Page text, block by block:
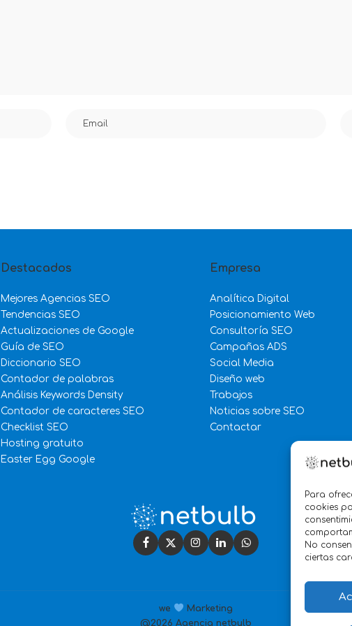
Para
cookies
No
ciertas
Destacados
Mejores Agencias SEO
Tendencias SEO
Actualizaciones de Google
Guía de SEO
Diccionario SEO
Contador de palabras
Análisis Keywords Density
Contador de caracteres SEO
Checklist SEO
Hosting gratuito
Easter Egg Google
Empresa
Analítica Digital
Posicionamiento Web
Consultoría SEO
Campañas ADS
Social Media
Diseño web
Trabajos
Noticias sobre SEO
Contactar
we
Marketing
@2026 Agencia netbulb